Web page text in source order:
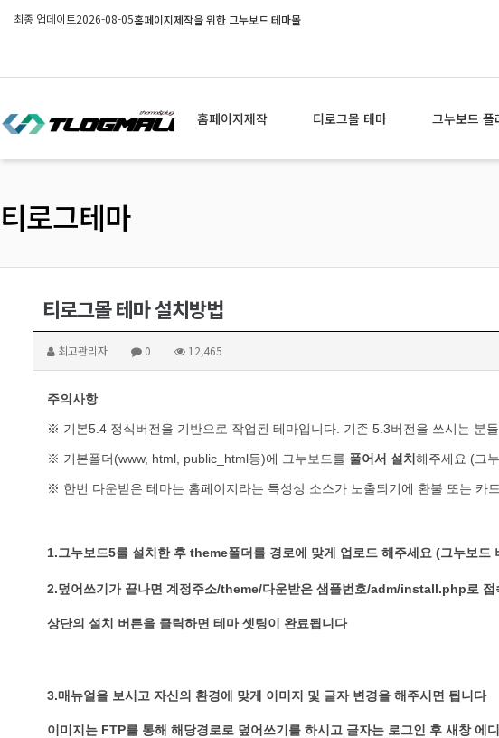
최종 업데이트2026-08-05홈페이지제작을 위한 그누보드 테마몰
홈페이지제작 티로그몰 테마 그누보드 플
티로그테마
티로그몰 테마 설치방법
최고관리자 0 12,465
주의사항
※ 기본5.4 정식버전을 기반으로 작업된 테마입니다. 기존 5.3버전을 쓰시는 분
※ 기본폴더(www, html, public_html등)에 그누보드를 풀어서 설치 해주세요 (그
※ 한번 다운받은 테마는 홈페이지라는 특성상 소스가 노출되기에 환불 또는 카
1.그누보드5를 설치한 후 theme폴더를 경로에 맞게 업로드 해주세요 (그누보드
2.덮어쓰기가 끝나면 계정주소/theme/다운받은 샘플번호/adm/install.php로 접
상단의 설치 버튼을 클릭하면 테마 셋팅이 완료됩니다
3.매뉴얼을 보시고 자신의 환경에 맞게 이미지 및 글자 변경을 해주시면 됩니다
이미지는 FTP를 통해 해당경로로 덮어쓰기를 하시고 글자는 로그인 후 새창 에